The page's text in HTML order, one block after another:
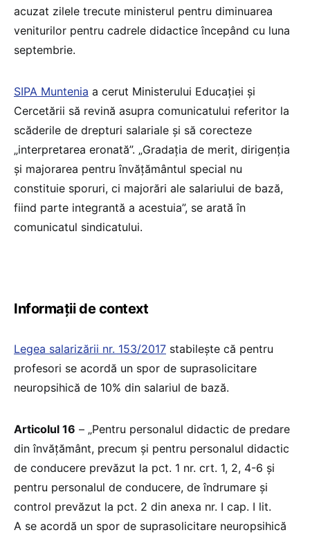
acuzat zilele trecute ministerul pentru diminuarea
veniturilor pentru cadrele didactice începând cu luna
septembrie.
SIPA Muntenia a cerut Ministerului Educației și
Cercetării să revină asupra comunicatului referitor la
scăderile de drepturi salariale și să corecteze
„interpretarea eronată”. „Gradația de merit, dirigenția
și majorarea pentru învățământul special nu
constituie sporuri, ci majorări ale salariului de bază,
fiind parte integrantă a acestuia”, se arată în
comunicatul sindicatului.
Informații de context
Legea salarizării nr. 153/2017 stabilește că pentru
profesori se acordă un spor de suprasolicitare
neuropsihică de 10% din salariul de bază.
Articolul 16 – „Pentru personalul didactic de predare
din învățământ, precum și pentru personalul didactic
de conducere prevăzut la pct. 1 nr. crt. 1, 2, 4-6 și
pentru personalul de conducere, de îndrumare și
control prevăzut la pct. 2 din anexa nr. I cap. I lit.
A se acordă un spor de suprasolicitare neuropsihică